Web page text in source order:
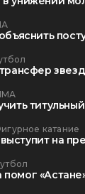
катание
на